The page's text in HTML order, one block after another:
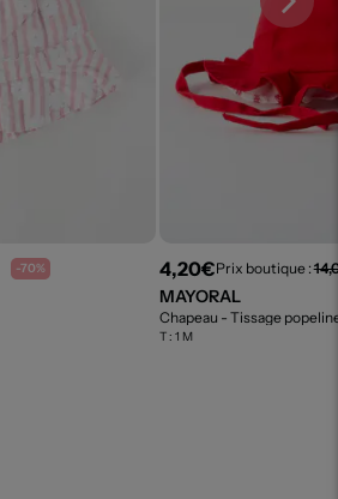
-70% 4,20€Prix boutique :
MAYORAL
Chapeau - Tissage
T : 1 M